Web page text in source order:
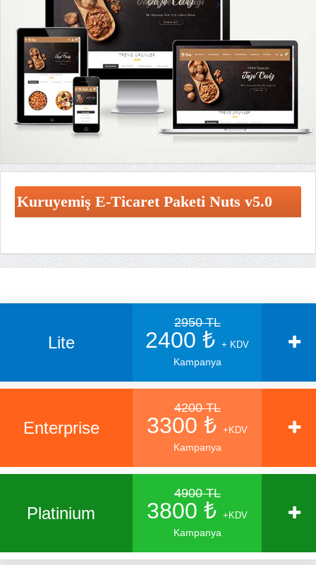
Kuruyemiş E-Ticaret Paketi Nuts v5.0
Lite
2950 TL
2400 ₺+ KDV
Kampanya
Enterprise
4200 TL
3300 ₺+KDV
Kampanya
Platinium
4900 TL
3800 ₺+KDV
Kampanya